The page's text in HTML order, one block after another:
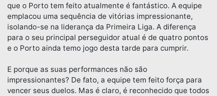
que o Porto tem feito atualmente é fantástico. A equipe
emplacou uma sequência de vitórias impressionante,
isolando-se na liderança da Primeira Liga. A diferença
para o seu principal perseguidor atual é de quatro pontos
e o Porto ainda temo jogo desta tarde para cumprir.
E porque as suas performances não são
impressionantes? De fato, a equipe tem feito força para
vencer seus duelos. Mas é claro, é reconhecido que todos